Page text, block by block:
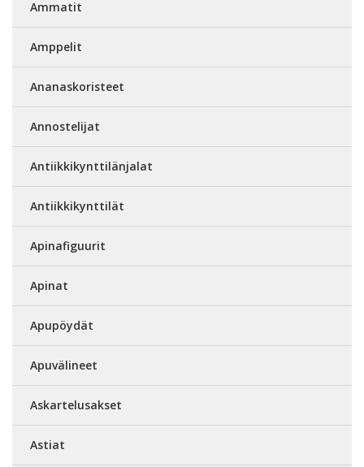
Ammatit
Amppelit
Ananaskoristeet
Annostelijat
Antiikkikynttilänjalat
Antiikkikynttilät
Apinafiguurit
Apinat
Apupöydät
Apuvälineet
Askartelusakset
Astiat